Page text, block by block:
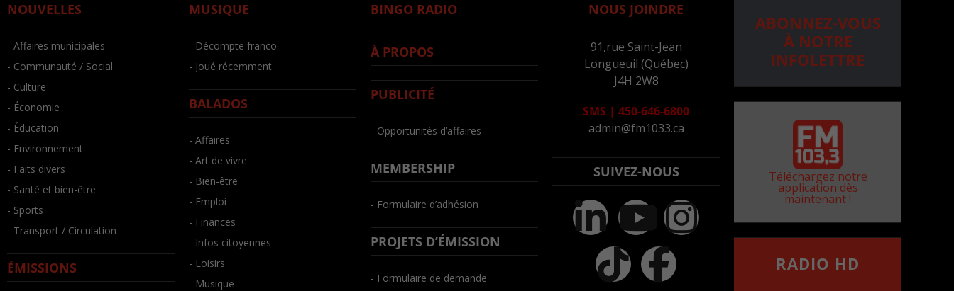
NOUVELLES
- Affaires municipales
- Communauté / Social
- Culture
- Économie
- Éducation
- Environnement
- Faits divers
- Santé et bien-être
- Sports
- Transport / Circulation
ÉMISSIONS
MUSIQUE
- Décompte franco
- Joué récemment
BALADOS
- Affaires
- Art de vivre
- Bien-être
- Emploi
- Finances
- Infos citoyennes
- Loisirs
- Musique
BINGO RADIO
À PROPOS
PUBLICITÉ
- Opportunités d’affaires
MEMBERSHIP
- Formulaire d’adhésion
PROJETS D’ÉMISSION
- Formulaire de demande
NOUS JOINDRE
91,rue Saint-Jean
Longueuil (Québec)
J4H 2W8
SMS | 450-646-6800
admin@fm1033.ca
SUIVEZ-NOUS
ABONNEZ-VOUS
À NOTRE
INFOLETTRE
Téléchargez notre
application dès
maintenant !
RADIO HD